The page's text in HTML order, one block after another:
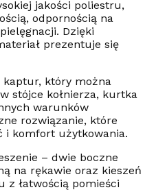
jakości poliestru,
odpornością na
Dzięki
prezentuje się
kaptur, który można
stójce kołnierza, kurtka
warunków
rozwiązanie, które
i komfort użytkowania.
– dwie boczne
na rękawie oraz kieszeń
z łatwością pomieści